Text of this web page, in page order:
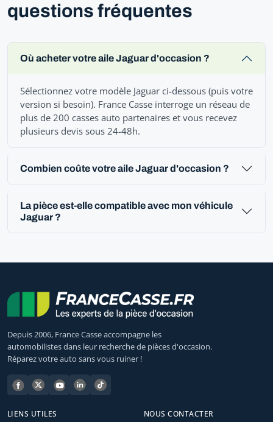
questions fréquentes
Où acheter votre aile Jaguar d'occasion ?
Sélectionnez votre modèle Jaguar ci-dessous (puis votre
version si besoin). France Casse interroge un réseau de
plus de 200 casses auto partenaires et vous recevez
plusieurs devis sous 24-48h.
Combien coûte votre aile Jaguar d'occasion ?
La pièce est-elle compatible avec mon véhicule
Jaguar ?
Depuis 2006, France Casse accompagne les
automobilistes dans leur recherche de pièces d'occasion.
Réparez votre auto sans vous ruiner !
LIENS UTILES NOUS CONTACTER